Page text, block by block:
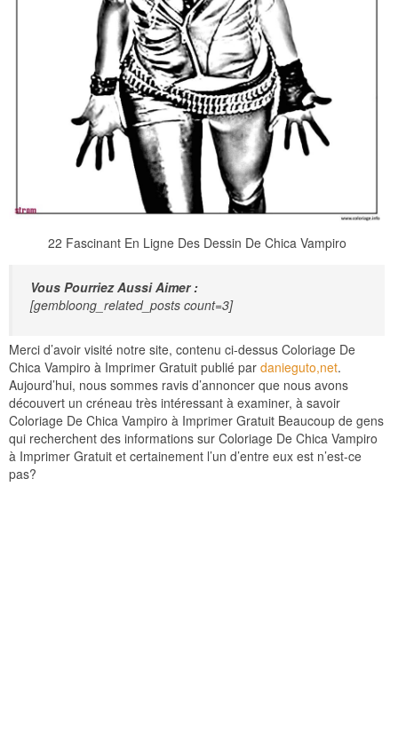
22 Fascinant En Ligne Des Dessin De Chica Vampiro
Vous Pourriez Aussi Aimer :
[gembloong_related_posts count=3]
Merci d’avoir visité notre site, contenu ci-dessus Coloriage De
Chica Vampiro à Imprimer Gratuit publié par danieguto,net.
Aujourd’hui, nous sommes ravis d’annoncer que nous avons
découvert un créneau très intéressant à examiner, à savoir
Coloriage De Chica Vampiro à Imprimer Gratuit Beaucoup de gens
qui recherchent des informations sur Coloriage De Chica Vampiro
à Imprimer Gratuit et certainement l’un d’entre eux est n’est-ce
pas?